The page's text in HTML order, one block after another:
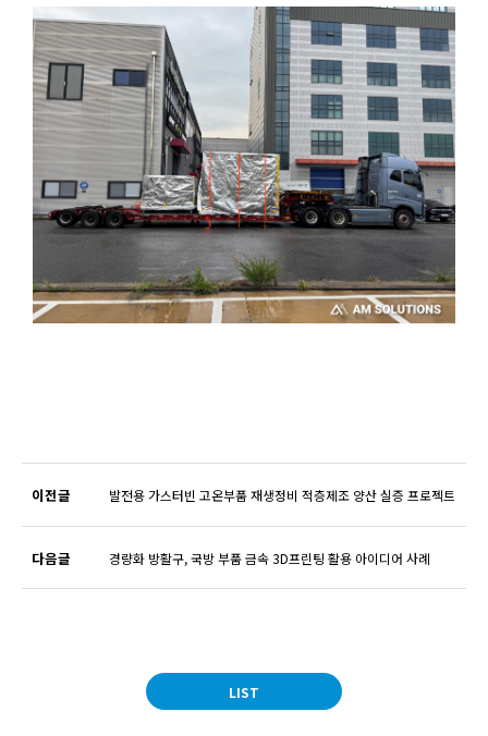
이전글 발전용 가스터빈 고온부품 재생정비 적층제조 양산 실증 프로젝트
다음글 경량화 방활구, 국방 부품 금속 3D프린팅 활용 아이디어 사례
LIST